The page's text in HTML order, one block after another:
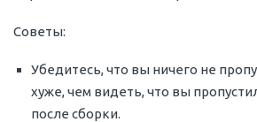
Советы:
Убедитесь, что вы ничего не
хуже, чем видеть, что вы
после сборки.